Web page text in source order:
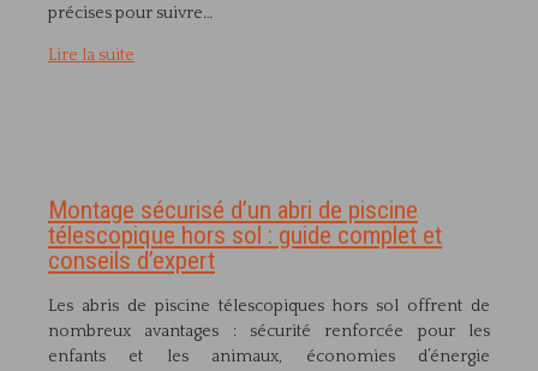
précises pour suivre…
Lire la suite
Montage sécurisé d’un abri de piscine
télescopique hors sol : guide complet et
conseils d’expert
Les abris de piscine télescopiques hors sol offrent de
nombreux avantages : sécurité renforcée pour les
enfants et les animaux, économies d’énergie